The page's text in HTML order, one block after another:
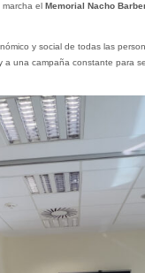
elMemorial Nacho
y social de todas las
una campaña constante para